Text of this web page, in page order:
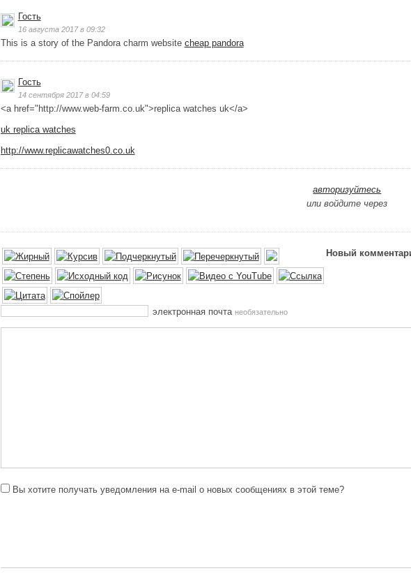
Гость
16 августа 2017 в 09:32
This is a story of the Pandora charm website cheap pandora
Гость
14 сентября 2017 в 04:59
<a href="http://www.web-farm.co.uk">replica watches uk</a>
uk replica watches
http://www.replicawatches0.co.uk
авторизуйтесь
или войдите через
Новый
электронная почта необязательно
Вы хотите получать уведомления на e-mail о новых сообщениях в этой теме?